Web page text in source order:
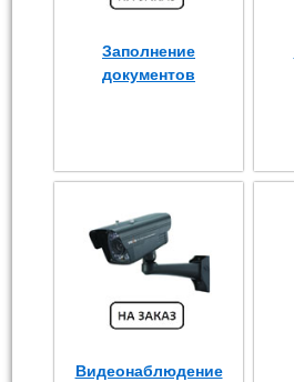
Заполнение
документов
Видеонаблюдение